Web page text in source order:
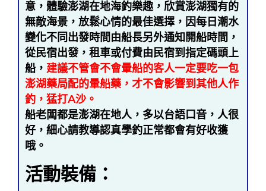
意，體驗澎湖在地海釣樂趣，欣賞澎湖獨有的
無敵海景，放鬆心情的最佳選擇，因每日潮水
變化不同出發時間由船長另外通知開船時間，
從民宿出發，租車或付費由民宿到指定碼頭上
船， 建議不管會不會暈船的客人一定要吃一包
澎湖藥局配的暈船藥，才不會影響到其他人作
釣，猛打A沙。
船老闆都是澎湖在地人，多以台語口音，人很
好，細心請教導認真學釣正常都會有好收獲
哦。
活動裝備：